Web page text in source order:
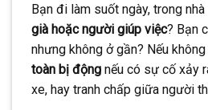
Bạn đi làm suốt ngày, trong
già hoặc người giúp việc? Bạn
nhưng không ở gần? Nếu
toàn bị động nếu có sự cố xảy
xe, hay tranh chấp giữa người